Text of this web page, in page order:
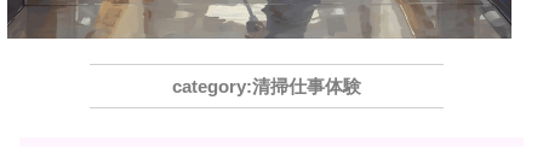
清掃仕事体験